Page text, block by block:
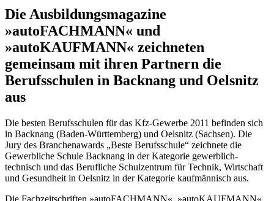
Die Ausbildungsmagazine
»autoFACHMANN« und
»autoKAUFMANN« zeichneten
gemeinsam mit ihren Partnern die
Berufsschulen in Backnang und Oelsnitz
aus
Die besten Berufsschulen für das Kfz-Gewerbe 2011 befinden sich
in Backnang (Baden-Württemberg) und Oelsnitz (Sachsen). Die
Jury des Branchenawards „Beste Berufsschule“ zeichnete die
Gewerbliche Schule Backnang in der Kategorie gewerblich-
technisch und das Berufliche Schulzentrum für Technik, Wirtschaft
und Gesundheit in Oelsnitz in der Kategorie kaufmännisch aus.